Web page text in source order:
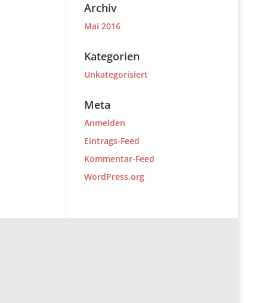
Archiv
Mai 2016
Kategorien
Unkategorisiert
Meta
Anmelden
Eintrags-Feed
Kommentar-Feed
WordPress.org